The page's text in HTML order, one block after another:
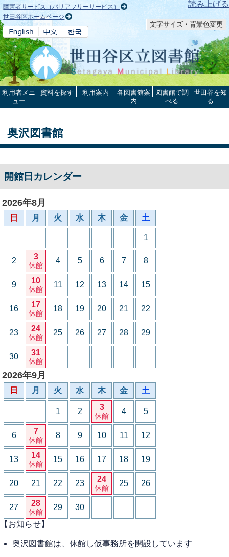
本文へ 読み上げる
障害者サービス（バリアフリーサービス）
世田谷区ホームページ
文字サイズ・背景色変更
利用者メニ
ュー
資料を探す 利用案内
各図書館案
内
図書館で調
べる
世田谷を知
る
奥沢図書館
開館日カレンダー
2026年8月
日 月 火 水 木 金 土
1
2 3
休館
4 5 6 7 8
9 10
休館
11 12 13 14 15
16 17
休館
18 19 20 21 22
23 24
休館
25 26 27 28 29
30 31
休館
2026年9月
日 月 火 水 木 金 土
1 2 3
休館
4 5
6 7
休館
8 9 10 11 12
13 14
休館
15 16 17 18 19
20 21 22 23 24
休館
25 26
27 28
休館
29
30
【お知らせ】
奥沢図書館は、休館し仮事務所を開設しています